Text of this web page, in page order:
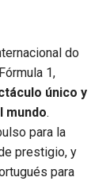
do
1,
único y
mundo.
para la
prestigio, y
para